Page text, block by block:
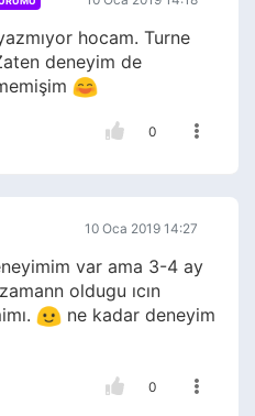
hocam. Turne
deneyim de
0
10 Oca 2019 14:27
var ama 3-4 ay
oldugu ıcın
ne kadar deneyim
0